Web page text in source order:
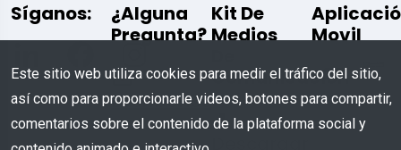
Síganos:
¿Alguna
Pregunta?
Escríbenos
Kit De
Medios
Comunicación
Movil
Este sitio web utiliza cookies para medir el tráfico del sitio,
así como para proporcionarle videos, botones para compartir,
comentarios sobre el contenido de la plataforma social y